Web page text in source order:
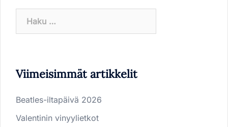
Viimeisimmät artikkelit
Beatles-iltapäivä 2026
Valentinin vinyylietkot